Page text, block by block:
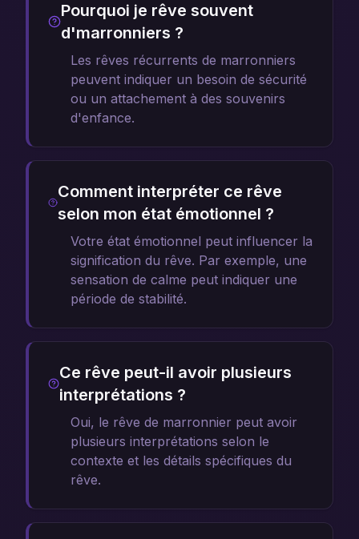
Pourquoi je rêve souvent
d'marronniers ?
Les rêves récurrents de marronniers
peuvent indiquer un besoin de sécurité
ou un attachement à des souvenirs
d'enfance.
Comment interpréter ce rêve
selon mon état émotionnel ?
Votre état émotionnel peut influencer la
signification du rêve. Par exemple, une
sensation de calme peut indiquer une
période de stabilité.
Ce rêve peut-il avoir plusieurs
interprétations ?
Oui, le rêve de marronnier peut avoir
plusieurs interprétations selon le
contexte et les détails spécifiques du
rêve.